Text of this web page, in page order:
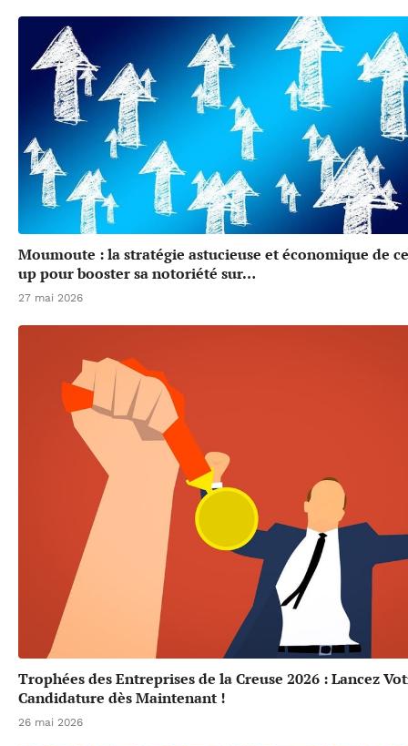
Moumoute : la stratégie astucieuse et économique de
up pour booster sa notoriété sur…
27 mai 2026
Trophées des Entreprises de la Creuse 2026 : Lancez
Candidature dès Maintenant !
26 mai 2026